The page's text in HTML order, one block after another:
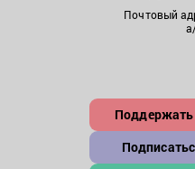
Почтовый
Поддержать